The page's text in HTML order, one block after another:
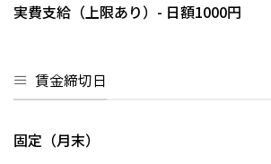
実費支給（上限あり）- 日額1000円
賃金締切日
固定（月末）